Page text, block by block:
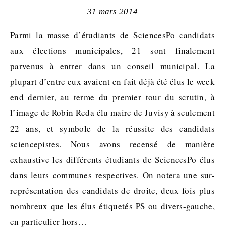
31 mars 2014
Parmi la masse d’étudiants de SciencesPo candidats
aux élections municipales, 21 sont finalement
parvenus à entrer dans un conseil municipal. La
plupart d’entre eux avaient en fait déjà été élus le week
end dernier, au terme du premier tour du scrutin, à
l’image de Robin Reda élu maire de Juvisy à seulement
22 ans, et symbole de la réussite des candidats
sciencepistes. Nous avons recensé de manière
exhaustive les différents étudiants de SciencesPo élus
dans leurs communes respectives. On notera une sur-
représentation des candidats de droite, deux fois plus
nombreux que les élus étiquetés PS ou divers-gauche,
en particulier hors…